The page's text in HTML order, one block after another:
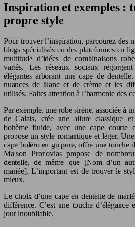
Inspiration et exemples :
propre style
Pour trouver l’inspiration, parcourez des
blogs spécialisés ou des plateformes en
multitude d’idées de combinaisons
variés. Les réseaux sociaux
élégantes arborant une cape de
nuances de blanc et de crème et les
utilisés. Faites attention à l’harmonie des
Par exemple, une robe sirène, associée à
de Calais, crée une allure classique
bohème fluide, avec une cape courte
propose un style romantique et léger.
cape boléro en guipure, offre une touche
Maison Pronovias propose de
dentelle, de même que [Nom d’un
mariée]. L’important est de trouver le
mieux.
Le choix d’une cape en dentelle de
différence. C’est une touche
jour inoubliable.